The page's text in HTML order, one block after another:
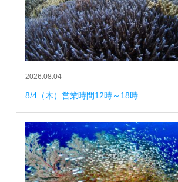
2026.08.04
8/4（木）営業時間12時～18時